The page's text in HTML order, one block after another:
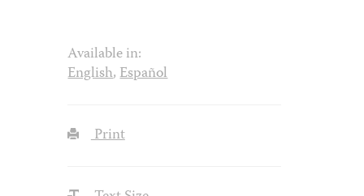
Available in:
English,Español
Print